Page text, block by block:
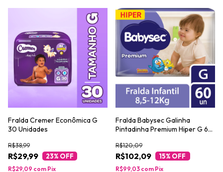
Fralda Cremer Econômica G
30 Unidades
R$29,99
R$38,99
23% OFF
R$29,09 com Pix
Fralda Babysec Galinha
Pintadinha Premium Hiper G 60
R$102,09
R$120,09
15% OFF
R$99,03 com Pix